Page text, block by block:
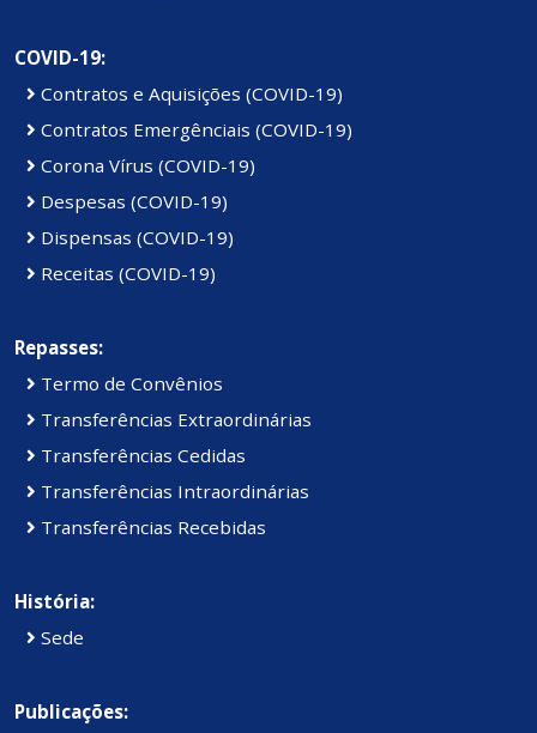
COVID-19:
Contratos e Aquisições (COVID-19)
Contratos Emergênciais (COVID-19)
Corona Vírus (COVID-19)
Despesas (COVID-19)
Dispensas (COVID-19)
Receitas (COVID-19)
Repasses:
Termo de Convênios
Transferências Extraordinárias
Transferências Cedidas
Transferências Intraordinárias
Transferências Recebidas
História:
Sede
Publicações: